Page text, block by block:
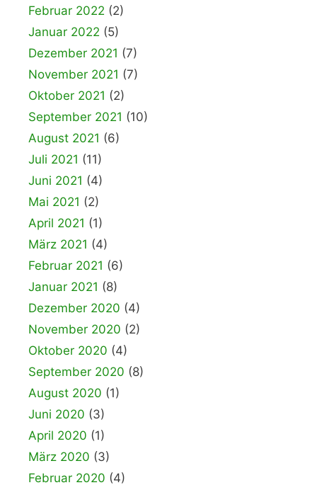
Februar 2022 (2)
Januar 2022 (5)
Dezember 2021 (7)
November 2021 (7)
Oktober 2021 (2)
September 2021 (10)
August 2021 (6)
Juli 2021 (11)
Juni 2021 (4)
Mai 2021 (2)
April 2021 (1)
März 2021 (4)
Februar 2021 (6)
Januar 2021 (8)
Dezember 2020 (4)
November 2020 (2)
Oktober 2020 (4)
September 2020 (8)
August 2020 (1)
Juni 2020 (3)
April 2020 (1)
März 2020 (3)
Februar 2020 (4)